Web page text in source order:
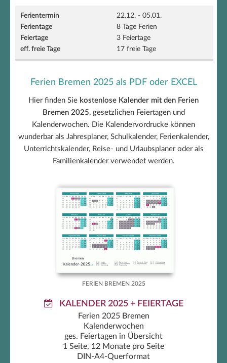
22.12. - 05.01.
8 Tage Ferien
3 Feiertage
17 freie Tage
Ferien Bremen 2025 als PDF oder EXCEL
Hier finden Sie kostenlose Kalender mit den Ferien
Bremen 2025, gesetzlichen Feiertagen und
Kalenderwochen. Die Kalendervordrucke können
wunderbar als Jahresplaner, Schulkalender, Ferienkalender,
Unterrichtskalender, Reise- und Urlaubsplaner oder als
Familienkalender verwendet werden.
Ferien Bremen 2025
FERIEN BREMEN 2025
KALENDER 2025 + FEIERTAGE
Ferien 2025 Bremen
Kalenderwochen
ges. Feiertagen in Übersicht
1 Seite, 12 Monate pro Seite
DIN-A4-Querformat